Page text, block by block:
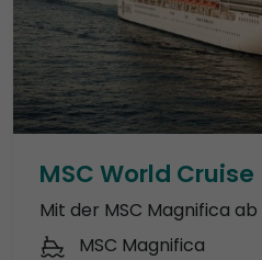
MSC World Cruise
Mit der MSC Magnifica
MSC Magnifica